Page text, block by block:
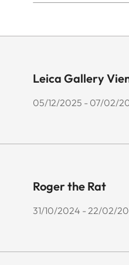
Leica Gallery
05/12/2025 - 07/02/
Roger the Rat
31/10/2024 - 22/02/